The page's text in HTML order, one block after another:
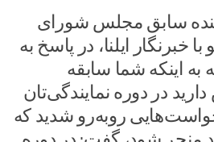
سابق مجلس شورای
خبرنگار ایلنا، در پاسخ به
به اینکه شما سابقه
در دوره نمایندگی‌تان
روبه‌رو شدید که